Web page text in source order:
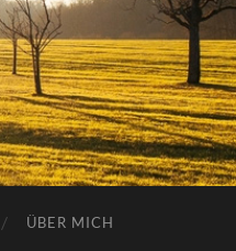
ÜBER MICH